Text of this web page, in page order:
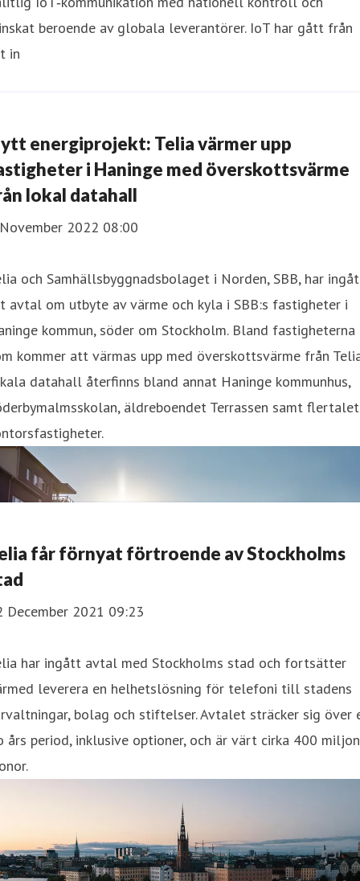
beroende av globala leverantörer. IoT har gått från
in
energiprojekt: Telia värmer upp
i Haninge med överskottsvärme
lokal datahall
2022 08:00
och Samhällsbyggnadsbolaget i Norden, SBB, har
avtal om utbyte av värme och kyla i SBB:s fastigheter i
kommun, söder om Stockholm. Bland fastigheterna
kommer att värmas upp med överskottsvärme från
datahall återfinns bland annat Haninge kommunhus,
äldreboendet Terrassen samt flertalet
får förnyat förtroende av Stockholms
December 2021 09:23
har ingått avtal med Stockholms stad och fortsätter
leverera en helhetslösning för telefoni till stadens
bolag och stiftelser. Avtalet sträcker sig över
års period, inklusive optioner, och är värt cirka 400